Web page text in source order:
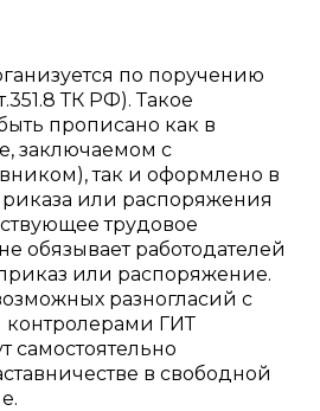
по поручению
ТК РФ). Такое
прописано как в
заключаемом с
так и оформлено в
или распоряжения
трудовое
обязывает работодателей
или распоряжение.
разногласий с
ГИТ
самостоятельно
в свободной